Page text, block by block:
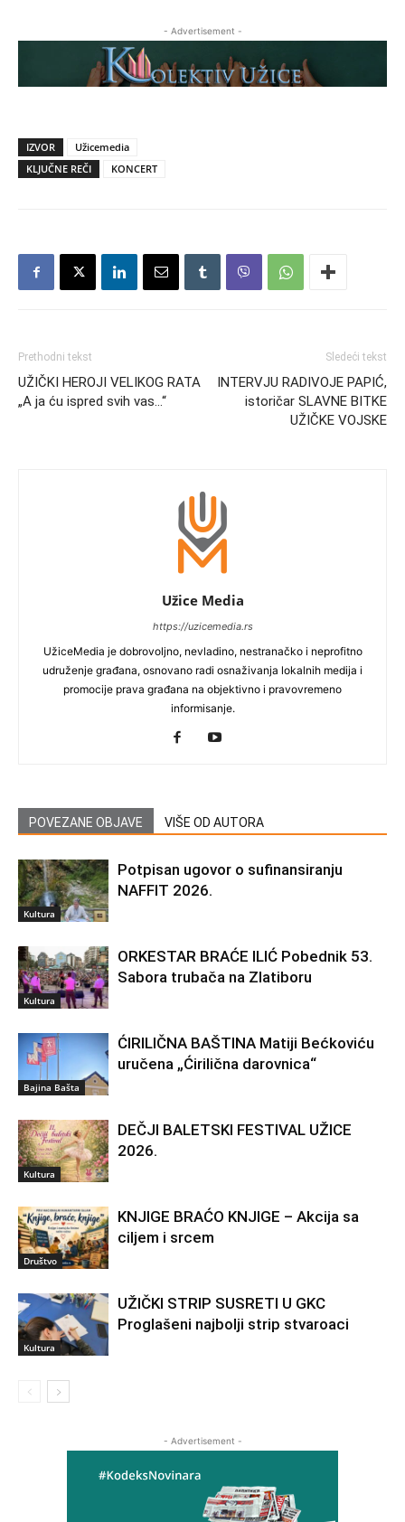
- Advertisement -
IZVOR
Užicemedia
KLJUČNE REČI
KONCERT
Prethodni tekst
UŽIČKI HEROJI VELIKOG RATA
„A ja ću ispred svih vas…“
Sledeći tekst
INTERVJU RADIVOJE PAPIĆ,
istoričar SLAVNE BITKE
UŽIČKE VOJSKE
Užice Media
https://uzicemedia.rs
UžiceMedia je dobrovoljno, nevladino, nestranačko i neprofitno
udruženje građana, osnovano radi osnaživanja lokalnih medija i
promocije prava građana na objektivno i pravovremeno
informisanje.
POVEZANE OBJAVE VIŠE OD AUTORA
Kultura
Potpisan ugovor o sufinansiranju
NAFFIT 2026.
Kultura
ORKESTAR BRAĆE ILIĆ Pobednik 53.
Sabora trubača na Zlatiboru
Bajina Bašta
ĆIRILIČNA BAŠTINA Matiji Bećkoviću
uručena „Ćirilična darovnica“
Kultura
DEČJI BALETSKI FESTIVAL UŽICE
2026.
Društvo
KNJIGE BRAĆO KNJIGE – Akcija sa
ciljem i srcem
Kultura
UŽIČKI STRIP SUSRETI U GKC
Proglašeni najbolji strip stvaroaci
- Advertisement -